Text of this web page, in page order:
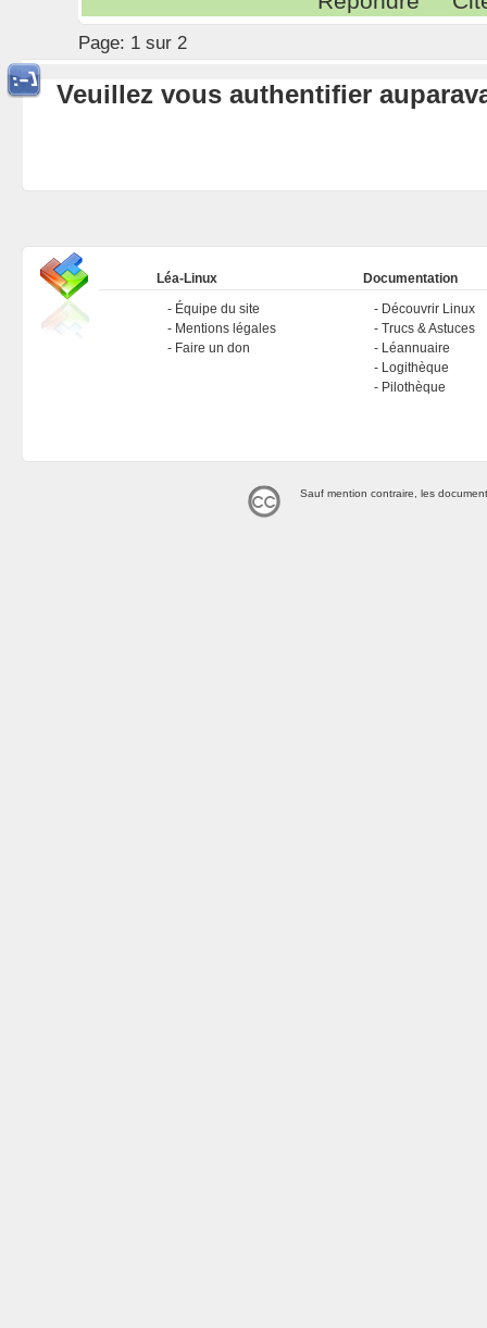
Page: 1 sur 2
Veuillez vous authentifier
Léa-Linux
Équipe du site
Mentions légales
Faire un don
Documentation
Découvrir Linux
Trucs & Astuces
Léannuaire
Logithèque
Pilothèque
Sauf mention contraire, les